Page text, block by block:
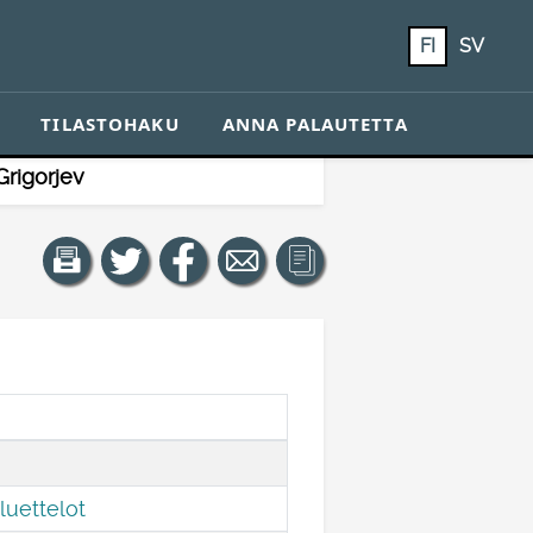
FI SV
TILASTOHAKU ANNA PALAUTETTA